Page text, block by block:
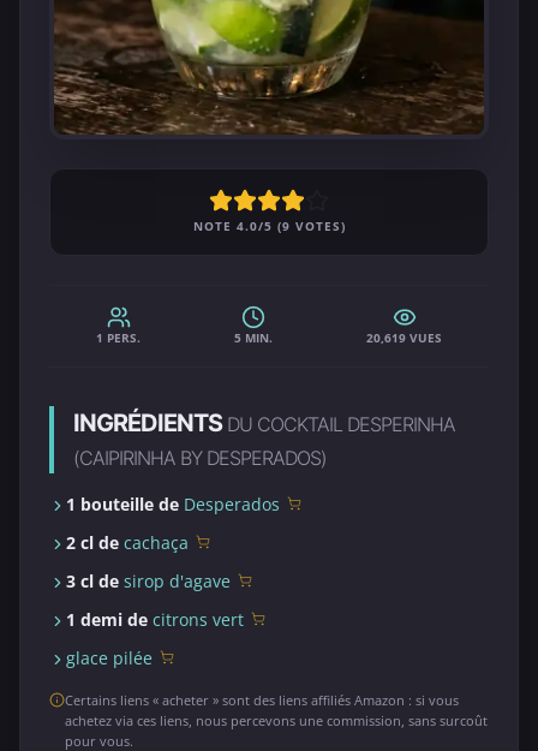
NOTE 4.0/5 (9 VOTES)
1 PERS. 5 MIN. 20,619 VUES
INGRÉDIENTS DU COCKTAIL DESPERINHA
(CAIPIRINHA BY DESPERADOS)
1 bouteille de Desperados
2 cl de cachaça
3 cl de sirop d'agave
1 demi de citrons vert
glace pilée
Certains liens « acheter » sont des liens affiliés Amazon : si vous
achetez via ces liens, nous percevons une commission, sans surcoût
pour vous.